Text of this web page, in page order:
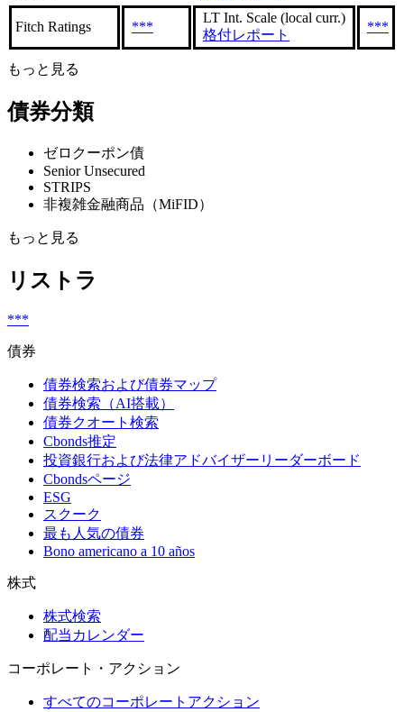
Fitch Ratings ***
LT Int. Scale (local curr.)
格付レポート
***
もっと見る
債券分類
ゼロクーポン債
Senior Unsecured
STRIPS
非複雑金融商品（MiFID）
もっと見る
リストラ
***
債券
債券検索および債券マップ
債券検索（AI搭載）
債券クオート検索
Cbonds推定
投資銀行および法律アドバイザーリーダーボード
Cbondsページ
ESG
スクーク
最も人気の債券
Bono americano a 10 años
株式
株式検索
配当カレンダー
コーポレート・アクション
すべてのコーポレートアクション